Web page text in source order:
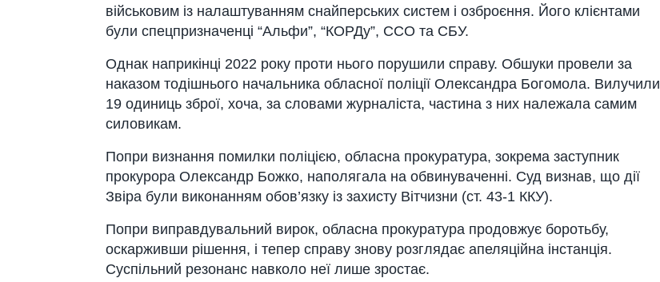
військовим із налаштуванням снайперських систем і озброєння. Його клієнтами
були спецпризначенці “Альфи”, “КОРДу”, ССО та СБУ.
Однак наприкінці 2022 року проти нього порушили справу. Обшуки провели за
наказом тодішнього начальника обласної поліції Олександра Богомола. Вилучили
19 одиниць зброї, хоча, за словами журналіста, частина з них належала самим
силовикам.
Попри визнання помилки поліцією, обласна прокуратура, зокрема заступник
прокурора Олександр Божко, наполягала на обвинуваченні. Суд визнав, що дії
Звіра були виконанням обов’язку із захисту Вітчизни (ст. 43-1 ККУ).
Попри виправдувальний вирок, обласна прокуратура продовжує боротьбу,
оскарживши рішення, і тепер справу знову розглядає апеляційна інстанція.
Суспільний резонанс навколо неї лише зростає.